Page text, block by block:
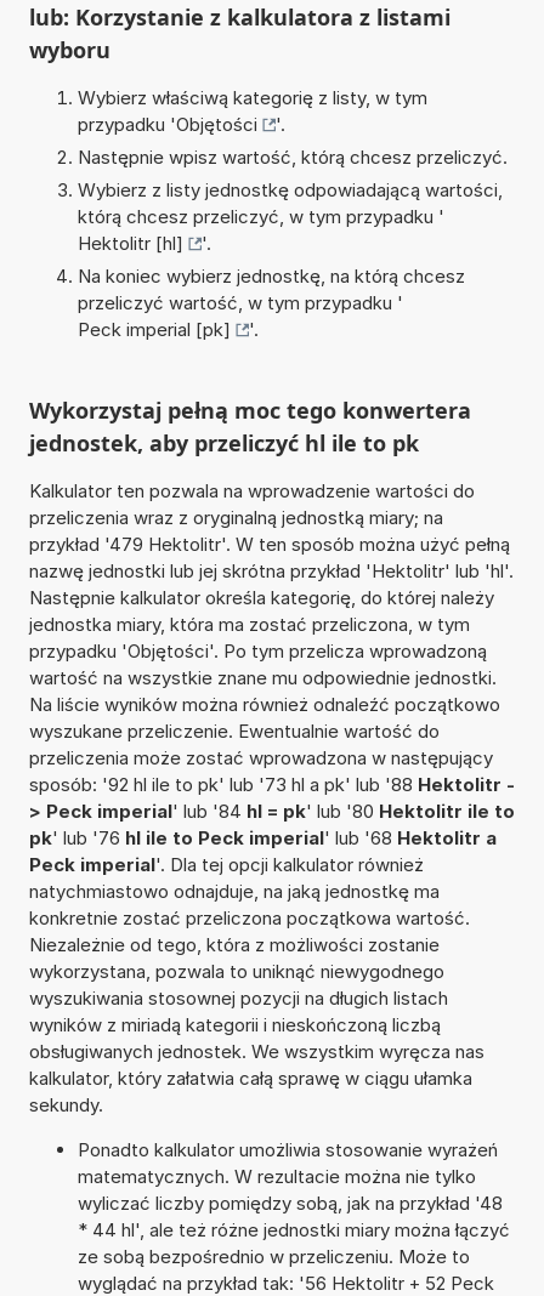
lub: Korzystanie z kalkulatora z listami
wyboru
Wybierz właściwą kategorię z listy, w tym
przypadku 'Objętości
'.
Następnie wpisz wartość, którą chcesz przeliczyć.
Wybierz z listy jednostkę odpowiadającą wartości,
którą chcesz przeliczyć, w tym przypadku '
Hektolitr [hl]
'.
Na koniec wybierz jednostkę, na którą chcesz
przeliczyć wartość, w tym przypadku '
Peck imperial [pk]
'.
Wykorzystaj pełną moc tego konwertera
jednostek, aby przeliczyć hl ile to pk
Kalkulator ten pozwala na wprowadzenie wartości do
przeliczenia wraz z oryginalną jednostką miary; na
przykład '479 Hektolitr'. W ten sposób można użyć pełną
nazwę jednostki lub jej skrótna przykład 'Hektolitr' lub 'hl'.
Następnie kalkulator określa kategorię, do której należy
jednostka miary, która ma zostać przeliczona, w tym
przypadku 'Objętości'. Po tym przelicza wprowadzoną
wartość na wszystkie znane mu odpowiednie jednostki.
Na liście wyników można również odnaleźć początkowo
wyszukane przeliczenie. Ewentualnie wartość do
przeliczenia może zostać wprowadzona w następujący
sposób: '92 hl ile to pk' lub '73 hl a pk' lub '88 Hektolitr -
> Peck imperial' lub '84 hl = pk' lub '80 Hektolitr ile to
pk' lub '76 hl ile to Peck imperial' lub '68 Hektolitr a
Peck imperial'. Dla tej opcji kalkulator również
natychmiastowo odnajduje, na jaką jednostkę ma
konkretnie zostać przeliczona początkowa wartość.
Niezależnie od tego, która z możliwości zostanie
wykorzystana, pozwala to uniknąć niewygodnego
wyszukiwania stosownej pozycji na długich listach
wyników z miriadą kategorii i nieskończoną liczbą
obsługiwanych jednostek. We wszystkim wyręcza nas
kalkulator, który załatwia całą sprawę w ciągu ułamka
sekundy.
Ponadto kalkulator umożliwia stosowanie wyrażeń
matematycznych. W rezultacie można nie tylko
wyliczać liczby pomiędzy sobą, jak na przykład '48
* 44 hl', ale też różne jednostki miary można łączyć
ze sobą bezpośrednio w przeliczeniu. Może to
wyglądać na przykład tak: '56 Hektolitr + 52 Peck